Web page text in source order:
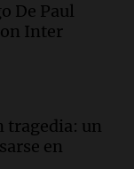
el revés
para una
y el
De Paul
Inter
tragedia: un
en